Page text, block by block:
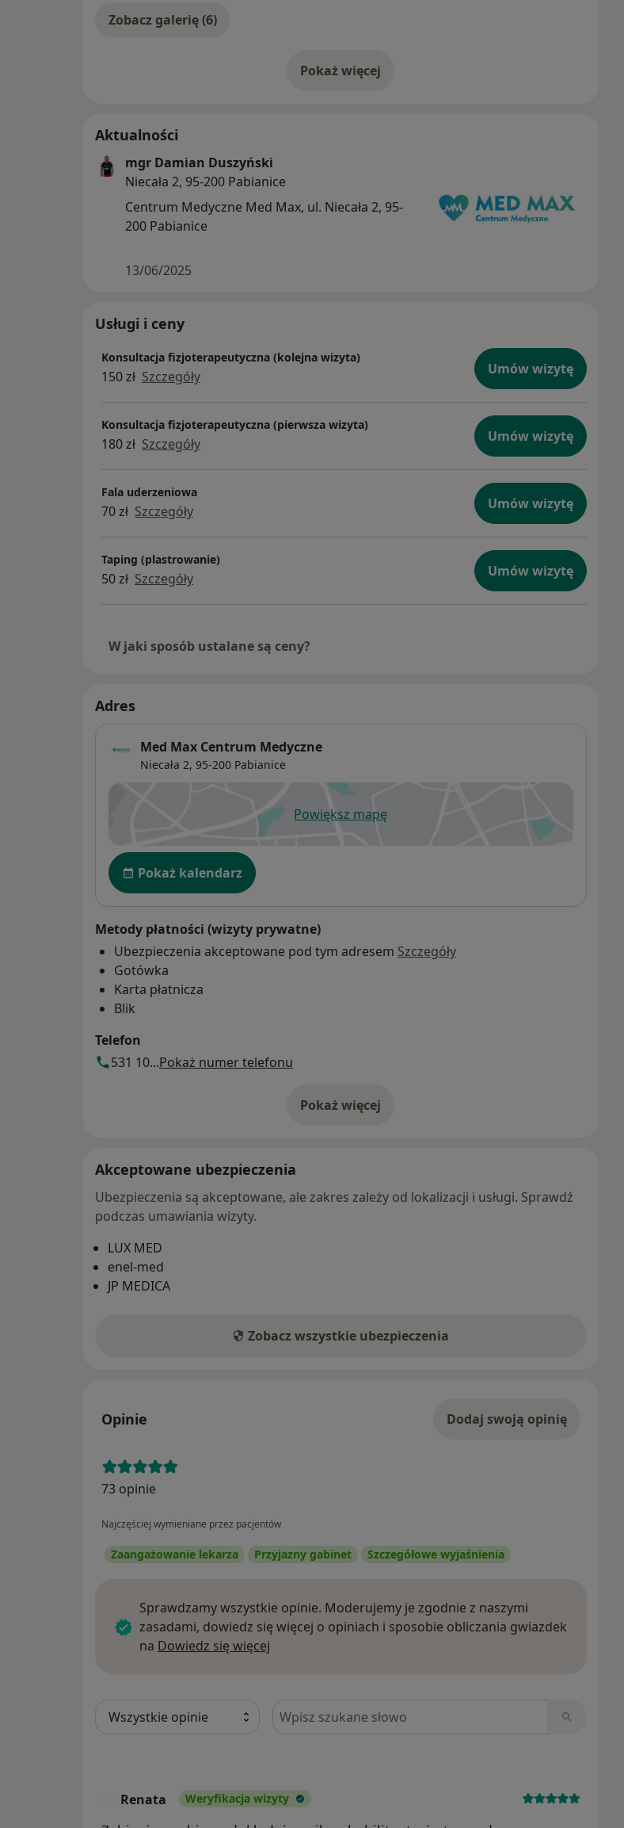
Zobacz galerię (6)
Pokaż więcejo doświadczeniu
Aktualności
mgr Damian Duszyński
Niecała 2, 95-200 Pabianice
Centrum Medyczne Med Max, ul. Niecała 2, 95-
200 Pabianice
13/06/2025
Usługi i ceny
Konsultacja fizjoterapeutyczna (kolejna wizyta)
150 zł Szczegóły Umów wizytę
Konsultacja fizjoterapeutyczna (pierwsza wizyta)
180 zł Szczegóły Umów wizytę
Fala uderzeniowa
70 zł Szczegóły Umów wizytę
Taping (plastrowanie)
50 zł Szczegóły Umów wizytę
W jaki sposób ustalane są ceny?
Adres
Med Max Centrum Medyczne
Niecała 2, 95-200 Pabianice
Powiększ mapęotwiera się w nowej karcie
Dostępność
Pokaż kalendarz
Metody płatności (wizyty prywatne)
Ubezpieczenia akceptowane pod tym adresem Szczegóły
Gotówka
Karta płatnicza
Blik
Telefon
531 10...Pokaż numer telefonu
Pokaż więcej
o adresie
Akceptowane ubezpieczenia
Ubezpieczenia są akceptowane, ale zakres zależy od lokalizacji i usługi. Sprawdź
podczas umawiania wizyty.
LUX MED
enel-med
JP MEDICA
Zobacz wszystkie ubezpieczenia
Opinie Dodaj swoją opinię
73 opinie
Najczęściej wymieniane przez pacjentów
Zaangażowanie lekarza Przyjazny gabinet Szczegółowe wyjaśnienia
Sprawdzamy wszystkie opinie. Moderujemy je zgodnie z naszymi
zasadami, dowiedz się więcej o opiniach i sposobie obliczania gwiazdek
na Dowiedz się więcej
Szukaj w opiniach
Renata Weryfikacja wizyty